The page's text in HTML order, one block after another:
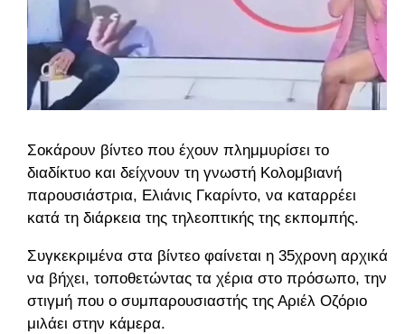
Σοκάρουν βίντεο που έχουν πλημμυρίσει το
διαδίκτυο και δείχνουν τη γνωστή Κολομβιανή
παρουσιάστρια, Ελιάνις Γκαρίντο, να καταρρέει
κατά τη διάρκεια της τηλεοπτικής της εκπομπής.
Συγκεκριμένα στα βίντεο φαίνεται η 35χρονη αρχικά
να βήχει, τοποθετώντας τα χέρια στο πρόσωπο, την
στιγμή που ο συμπαρουσιαστής της Αριέλ Οζόριο
μιλάει στην κάμερα.